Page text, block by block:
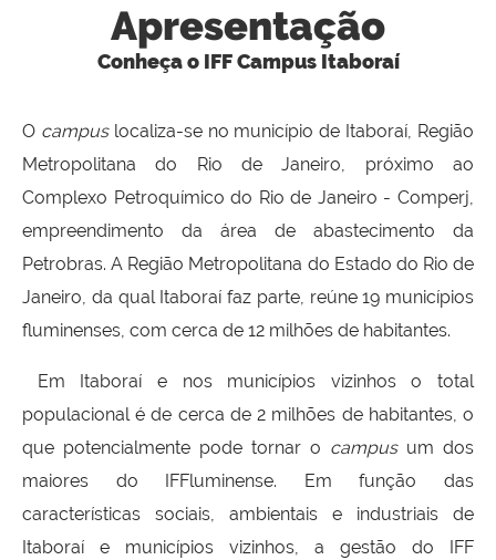
Apresentação
Conheça o IFF Campus Itaboraí
O campuslocaliza-se no município de Itaboraí, Região
Metropolitana do Rio de Janeiro, próximo ao
Complexo Petroquímico do Rio de Janeiro - Comperj,
empreendimento da área de abastecimento da
Petrobras. A Região Metropolitana do Estado do Rio de
Janeiro, da qual Itaboraí faz parte, reúne 19 municípios
fluminenses, com cerca de 12 milhões de habitantes.
Em Itaboraí e nos municípios vizinhos o total
populacional é de cerca de 2 milhões de habitantes, o
que potencialmente pode tornar o campusum dos
maiores do IFFluminense. Em função das
características sociais, ambientais e industriais de
Itaboraí e municípios vizinhos, a gestão do IFF